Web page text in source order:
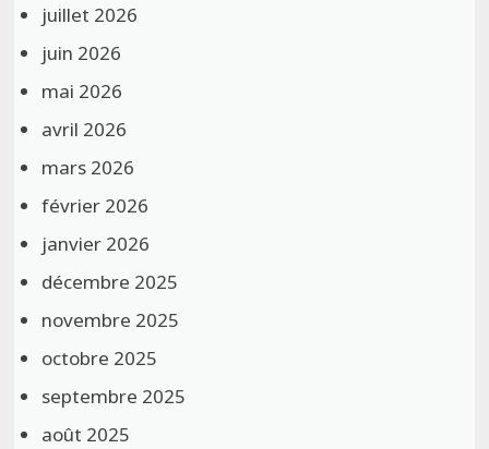
juillet 2026
juin 2026
mai 2026
avril 2026
mars 2026
février 2026
janvier 2026
décembre 2025
novembre 2025
octobre 2025
septembre 2025
août 2025